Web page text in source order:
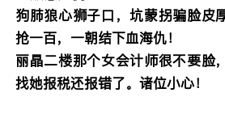
狗肺狼心狮子口，坑蒙拐骗脸皮
抢一百，一朝结下血海仇！
丽晶二楼那个女会计师很不要脸
找她报税还报错了。诸位小心！